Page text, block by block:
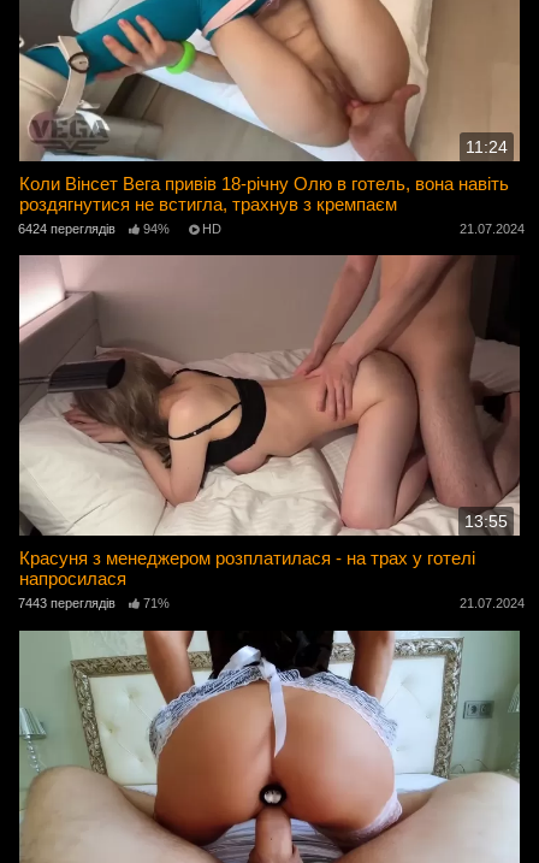
11:24
Коли Вінсет Вега привів 18-річну Олю в готель, вона навіть
роздягнутися не встигла, трахнув з кремпаєм
6424 переглядів 94% HD 21.07.2024
13:55
Красуня з менеджером розплатилася - на трах у готелі
напросилася
7443 переглядів 71% 21.07.2024